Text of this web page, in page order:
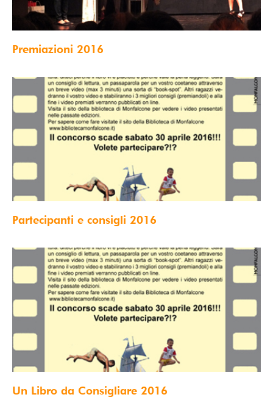
Premiazioni 2016
Partecipanti e consigli 2016
Un Libro da Consigliare 2016